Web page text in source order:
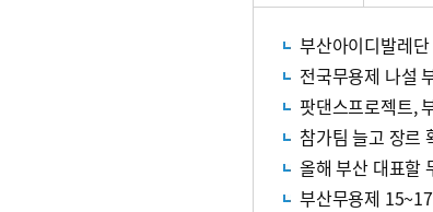
부산아이디발레단
전국무용제 나설
팟댄스프로젝트,
참가팀 늘고 장르
올해 부산 대표할
부산무용제